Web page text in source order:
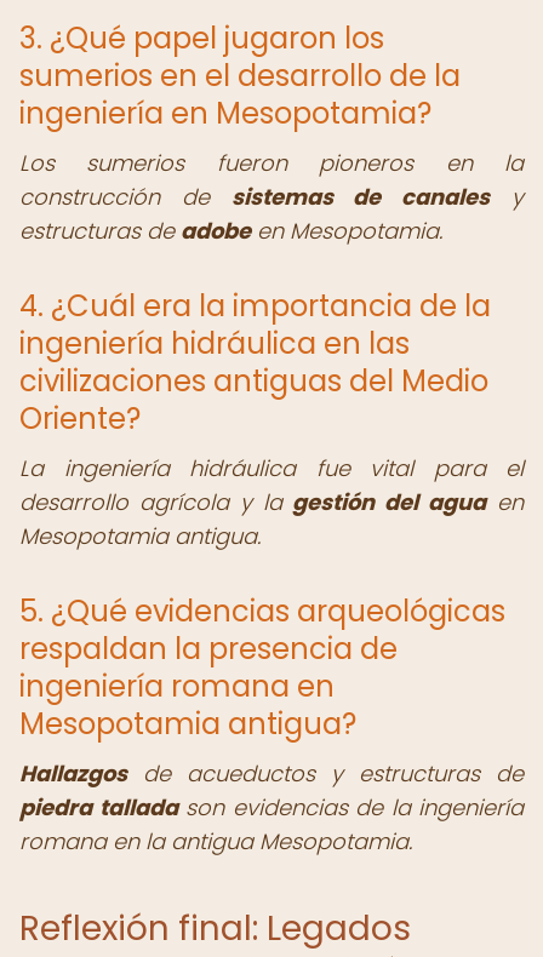
3. ¿Qué papel jugaron los
sumerios en el desarrollo de la
ingeniería en Mesopotamia?
Los sumerios fueron pioneros en la
construcción de sistemas de canalesy
estructuras de adobeen Mesopotamia.
4. ¿Cuál era la importancia de la
ingeniería hidráulica en las
civilizaciones antiguas del Medio
Oriente?
La ingeniería hidráulica fue vital para el
desarrollo agrícola y la gestión del aguaen
Mesopotamia antigua.
5. ¿Qué evidencias arqueológicas
respaldan la presencia de
ingeniería romana en
Mesopotamia antigua?
Hallazgosde acueductos y estructuras de
piedra talladason evidencias de la ingeniería
romana en la antigua Mesopotamia.
Reflexión final: Legados